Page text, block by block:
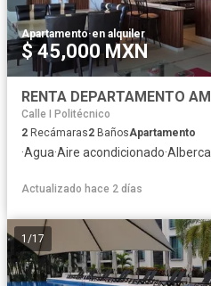
Apartamento·en alquiler
$ 45,000 MXN
Calle I Politécnico
2 Recámaras2 BañosApartamento
·Agua·Aire acondicionado·Alberca
Actualizado hace 2 días
1 /17